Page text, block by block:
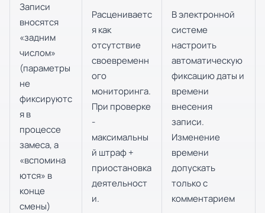
Записи
вносятся
«задним
числом»
(параметры
не
фиксируютс
я в
процессе
замеса, а
«вспомина
ются» в
конце
смены)
Расцениваетс
я как
отсутствие
своевременн
ого
мониторинга.
При проверке
-
максимальны
й штраф +
приостановка
деятельност
и.
В электронной
системе
настроить
автоматическую
фиксацию даты и
времени
внесения
записи.
Изменение
времени
допускать
только с
комментарием